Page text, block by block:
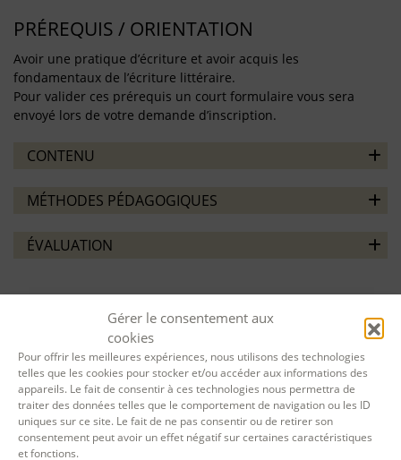
Gérer le consentement aux
cookies
Pour offrir les meilleures expériences, nous utilisons des technologies
telles que les cookies pour stocker et/ou accéder aux informations des
appareils. Le fait de consentir à ces technologies nous permettra de
traiter des données telles que le comportement de navigation ou les ID
uniques sur ce site. Le fait de ne pas consentir ou de retirer son
consentement peut avoir un effet négatif sur certaines caractéristiques
et fonctions.
PRÉREQUIS / ORIENTATION
Avoir une pratique d’écriture et avoir acquis les
fondamentaux de l’écriture littéraire.
Pour valider ces prérequis un court formulaire vous sera
envoyé lors de votre demande d’inscription.
CONTENU
MÉTHODES PÉDAGOGIQUES
ÉVALUATION